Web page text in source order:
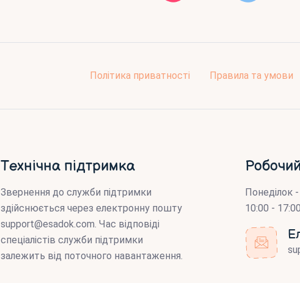
Політика приватності Правила та умови
Технічна підтримка
Звернення до служби підтримки
здійснюється через електронну пошту
support@esadok.com. Час відповіді
спеціалістів служби підтримки
залежить від поточного навантаження.
Понеділок
10:00 - 17:00